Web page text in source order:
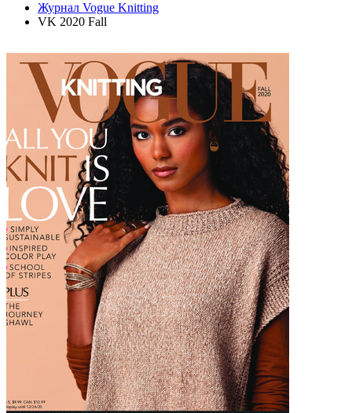
Журнал Vogue Knitting
VK 2020 Fall